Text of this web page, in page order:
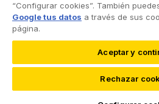
Esquí
“Configurar cookies”. También
Google tus datos a través de sus
página.
Aceptar y
Rechazar